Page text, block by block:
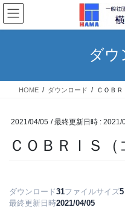
コ
ン
テ
ス
ナ
ビ
ゲ
ン
ダウ
HOME ダウンロード ＣＯＢＲ
2021/04/05 / 最終更新日時 : 2021/
ＣＯＢＲＩＳ（
ダウンロード31ファイルサイズ
最終更新日時2021/04/05